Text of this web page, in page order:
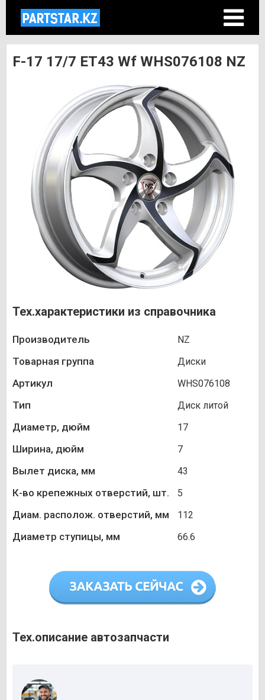
F-17 17/7 ET43 Wf WHS076108 NZ
Тех.характеристики из справочника
Производитель NZ
Товарная группа Диски
Артикул WHS076108
Тип Диск литой
Диаметр, дюйм 17
Ширина, дюйм 7
Вылет диска, мм 43
К-во крепежных отверстий, шт. 5
Диам. располож. отверстий, мм 112
Диаметр ступицы, мм 66.6
Тех.описание автозапчасти